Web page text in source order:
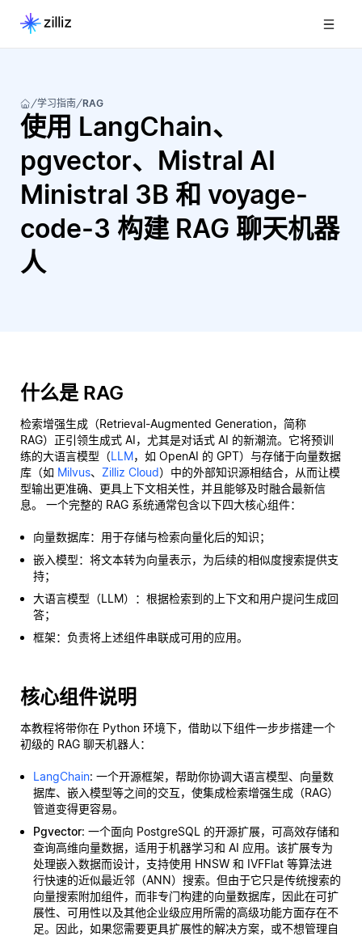
学习指南 RAG
使用 LangChain、
pgvector、Mistral AI
Ministral 3B 和 voyage-
code-3 构建 RAG 聊天机器
人
什么是 RAG
检索增强生成（Retrieval-Augmented Generation，简称
RAG）正引领生成式 AI，尤其是对话式 AI 的新潮流。它将预训
练的大语言模型（LLM，如 OpenAI 的 GPT）与存储于向量数据
库（如 Milvus、 Zilliz Cloud）中的外部知识源相结合，从而让模
型输出更准确、更具上下文相关性，并且能够及时融合最新信
息。 一个完整的 RAG 系统通常包含以下四大核心组件：
向量数据库：用于存储与检索向量化后的知识；
嵌入模型：将文本转为向量表示，为后续的相似度搜索提供支
持；
大语言模型（LLM）：根据检索到的上下文和用户提问生成回
答；
框架：负责将上述组件串联成可用的应用。
核心组件说明
本教程将带你在 Python 环境下，借助以下组件一步步搭建一个
初级的 RAG 聊天机器人：
LangChain: 一个开源框架，帮助你协调大语言模型、向量数
据库、嵌入模型等之间的交互，使集成检索增强生成（RAG）
管道变得更容易。
Pgvector: 一个面向 PostgreSQL 的开源扩展，可高效存储和
查询高维向量数据，适用于机器学习和 AI 应用。该扩展专为
处理嵌入数据而设计，支持使用 HNSW 和 IVFFlat 等算法进
行快速的近似最近邻（ANN）搜索。但由于它只是传统搜索的
向量搜索附加组件，而非专门构建的向量数据库，因此在可扩
展性、可用性以及其他企业级应用所需的高级功能方面存在不
足。因此，如果您需要更具扩展性的解决方案，或不想管理自